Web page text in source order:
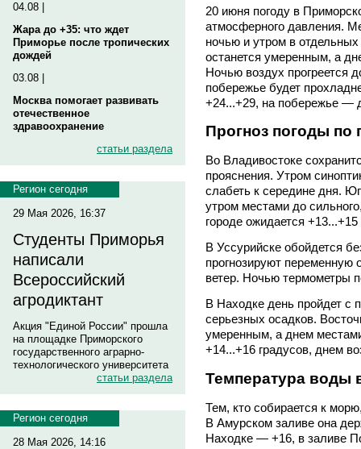
04.08 |
Жара до +35: что ждет
Приморье после тропических
дождей
03.08 |
Москва помогает развивать
отечественное
здравоохранение
статьи раздела
Регион сегодня
29 Мая 2026, 16:37
Студенты Приморья
написали
Всероссийский
агродиктант
Акция "Единой России" прошла
на площадке Приморского
государственного аграрно-
технологического университета
статьи раздела
Регион сегодня
28 Мая 2026, 14:16
20 июня погоду в
атмосферного давления.
ночью и утром в
останется умеренным, а
Ночью воздух прогреется
побережье будет
+24...+29, на побережье —
Прогноз погоды по
Во Владивостоке
прояснения. Утром
слабеть к середине дня.
утром местами до
городе ожидается
В Уссурийске обойдется
прогнозируют переменную
ветер. Ночью термометры
В Находке день пройдет с
серьезных осадков.
умеренным, а днем
+14...+16 градусов, днем
Температура воды
Тем, кто собирается к
В Амурском заливе она
Находке — +16, в заливе